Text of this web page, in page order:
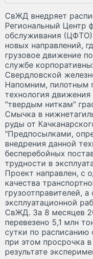
СвЖД внедряет
Региональный Центр
обслуживания (ЦФТО)
новых направлений,
грузовое движение
службе
Свердловской
Напомним, пилотным
технология
"твердым ниткам"
Смычка в
руды от
"Предпосылками,
внедрения данной
бесперебойных
трудности в
Проект направлен, с
качества
грузоотправителей,
эксплуатационной
СвЖД. За 8 месяцев
перевезено 5,1 млн
сутки по расписанию
при этом просрочка
результате